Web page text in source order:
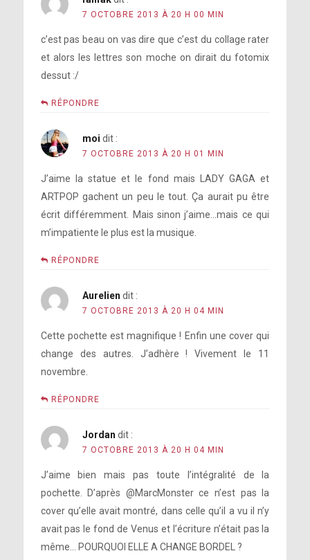
7 OCTOBRE 2013 À 20 H 00 MIN
c’est pas beau on vas dire que c’est du collage rater
et alors les lettres son moche on dirait du fotomix
dessut :/
RÉPONDRE
moi dit :
7 OCTOBRE 2013 À 20 H 01 MIN
J’aime la statue et le fond mais LADY GAGA et
ARTPOP gachent un peu le tout. Ça aurait pu être
écrit différemment. Mais sinon j’aime…mais ce qui
m’impatiente le plus est la musique.
RÉPONDRE
Aurelien dit :
7 OCTOBRE 2013 À 20 H 04 MIN
Cette pochette est magnifique ! Enfin une cover qui
change des autres. J’adhère ! Vivement le 11
novembre.
RÉPONDRE
Jordan dit :
7 OCTOBRE 2013 À 20 H 04 MIN
J’aime bien mais pas toute l’intégralité de la
pochette. D’après @MarcMonster ce n’est pas la
cover qu’elle avait montré, dans celle qu’il a vu il n’y
avait pas le fond de Venus et l’écriture n’était pas la
même… POURQUOI ELLE A CHANGE BORDEL ?